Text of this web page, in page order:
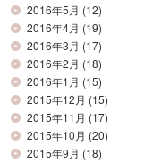
2016年5月 (12)
2016年4月 (19)
2016年3月 (17)
2016年2月 (18)
2016年1月 (15)
2015年12月 (15)
2015年11月 (17)
2015年10月 (20)
2015年9月 (18)